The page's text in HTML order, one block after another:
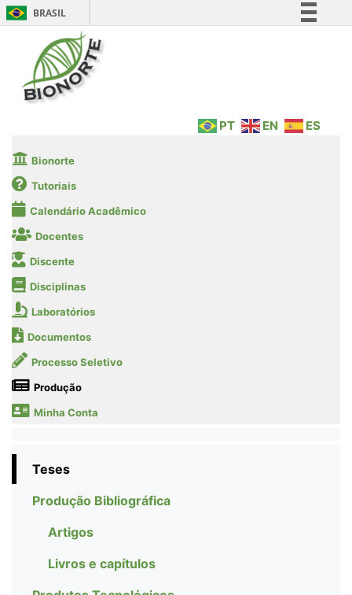
BRASIL
Legislação
PT EN ES
Bionorte
Tutoriais
Calendário Acadêmico
Docentes
Discente
Disciplinas
Laboratórios
Documentos
Processo Seletivo
Produção
Minha Conta
Teses
Produção Bibliográfica
Artigos
Livros e capítulos